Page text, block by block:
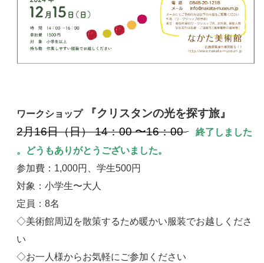
ワークショップ『クリスタンの光を探す旅』
2月16日（日） 14：00 〜16：00
終了しました
。どうもありがとうございました。
参加費：1,000円、学生500円
対象：小学生〜大人
定員：8名
◇美術館周辺を散策するため暖かい服装でお越しくださ
い
◇お一人様からお気軽にご参加ください